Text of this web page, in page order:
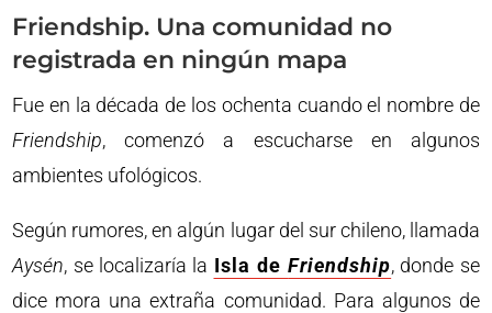
Friendship. Una comunidad no
registrada en ningún mapa
Fue en la década de los ochenta cuando el nombre de
Friendship, comenzó a escucharse en algunos
ambientes ufológicos.
Según rumores, en algún lugar del sur chileno, llamada
Aysén, se localizaría la Isla deFriendship, donde se
dice mora una extraña comunidad. Para algunos de